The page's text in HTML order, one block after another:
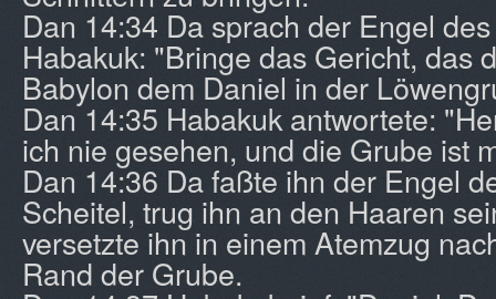
Dan 14:34 Da sprach der Engel
Habakuk: "Bringe das Gericht, das
Babylon dem Daniel in der
Dan 14:35 Habakuk antwortete:
ich nie gesehen, und die Grube ist
Dan 14:36 Da faßte ihn der Engel
Scheitel, trug ihn an den Haaren
versetzte ihn in einem Atemzug
Rand der Grube.